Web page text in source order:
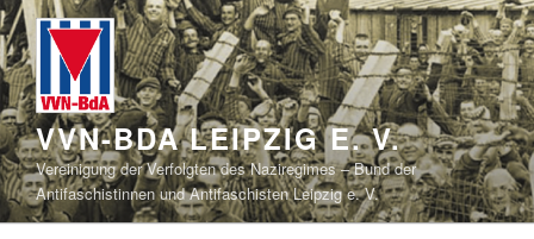
Zum
Inhalt
springen
VVN-BDA LEIPZIG E. V.
Vereinigung der Verfolgten des Naziregimes – Bund der
Antifaschistinnen und Antifaschisten Leipzig e. V.